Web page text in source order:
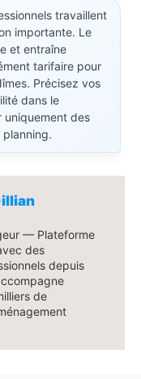
travaillent
importante. Le
et entraîne
tarifaire pour
Précisez vos
dans le
uniquement des
— Plateforme
des
depuis
de